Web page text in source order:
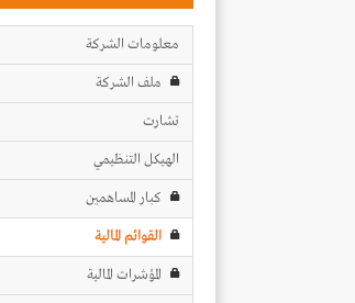
معلومات الشركة
ملف الشركة
تشارت
الهيكل التنظيمي
كبار المساهمين
القوائم المالية
المؤشرات المالية